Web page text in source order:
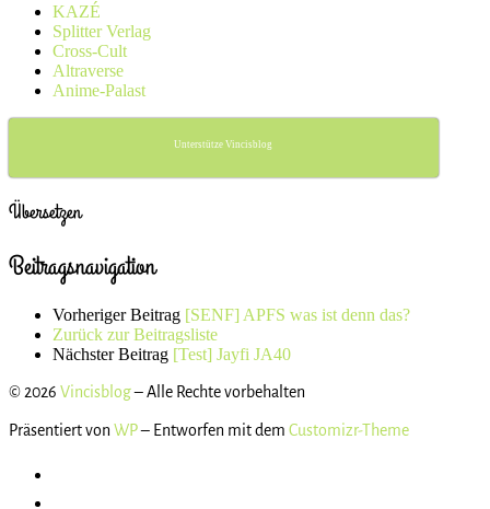
KAZÉ
Splitter Verlag
Cross-Cult
Altraverse
Anime-Palast
Unterstütze Vincisblog
Übersetzen
Beitragsnavigation
Vorheriger Beitrag [SENF] APFS was ist denn das?
Zurück zur Beitragsliste
Nächster Beitrag [Test] Jayfi JA40
© 2026 Vincisblog– Alle Rechte vorbehalten
Präsentiert vonWP– Entworfen mit dem Customizr-Theme